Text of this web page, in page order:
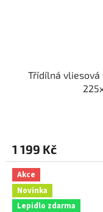
Třídílná
1 199 Kč
Akce
Novinka
Lepidlo zdarma